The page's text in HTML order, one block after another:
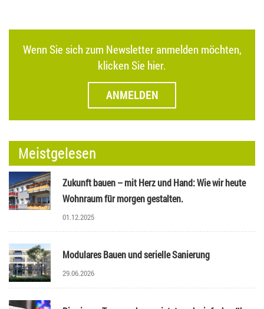
Wenn Sie sich zum Newsletter anmelden möchten,
klicken Sie hier.
ANMELDEN
Meistgelesen
Zukunft bauen – mit Herz und Hand: Wie wir heute
Wohnraum für morgen gestalten.
01.12.2025
Modulares Bauen und serielle Sanierung
29.06.2026